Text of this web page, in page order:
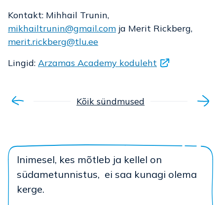
Kontakt: Mihhail Trunin,
mikhailtrunin@gmail.com ja Merit Rickberg,
merit.rickberg@tlu.ee
Lingid: Arzamas Academy koduleht
Kõik sündmused
Inimesel, kes mõtleb ja kellel on
südametunnistus, ei saa kunagi olema
kerge.